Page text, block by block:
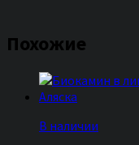
Похожие
В наличии